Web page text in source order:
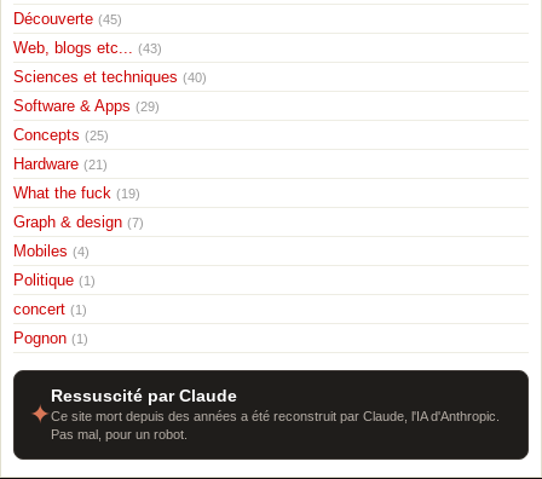
Découverte (45)
Web, blogs etc... (43)
Sciences et techniques (40)
Software & Apps (29)
Concepts (25)
Hardware (21)
What the fuck (19)
Graph & design (7)
Mobiles (4)
Politique (1)
concert (1)
Pognon (1)
✦
Ressuscité par Claude
Ce site mort depuis des années a été reconstruit par Claude, l'IA d'Anthropic.
Pas mal, pour un robot.